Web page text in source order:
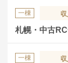
一棟
札幌・中古
一棟